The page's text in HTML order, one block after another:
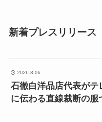
新着プレスリリース
2026.8.06
石徹白洋品店代表が
に伝わる直線裁断の